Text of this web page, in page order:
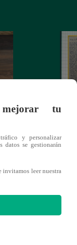
tu
y personalizar
datos se gestionarán
invitamos leer nuestra